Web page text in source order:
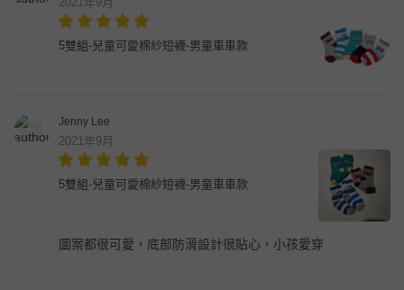
5雙組-兒童可愛棉紗短襪-男童車車款
Jenny Lee
2021年9月
5雙組-兒童可愛棉紗短襪-男童車車款
圖案都很可愛，底部防滑設計很貼心，小孩愛穿